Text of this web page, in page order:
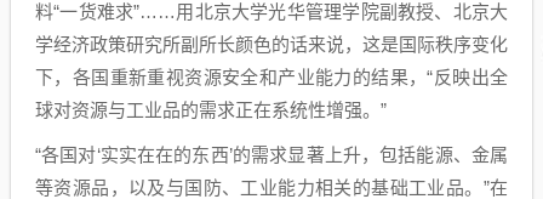
料“一货难求”……用北京大学光华管理学院副教授、北京大
学经济政策研究所副所长颜色的话来说，这是国际秩序变化
下，各国重新重视资源安全和产业能力的结果，“反映出全
球对资源与工业品的需求正在系统性增强。”
“各国对‘实实在在的东西’的需求显著上升，包括能源、金属
等资源品，以及与国防、工业能力相关的基础工业品。”在